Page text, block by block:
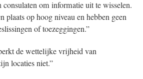
consulaten om informatie uit te wisselen.
plaats op hoog niveau en hebben geen
of toezeggingen.”
de wettelijke vrijheid van
locaties niet.”